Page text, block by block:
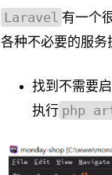
Laravel 有一个
各种不必要的服务
找到不需要
执行 php